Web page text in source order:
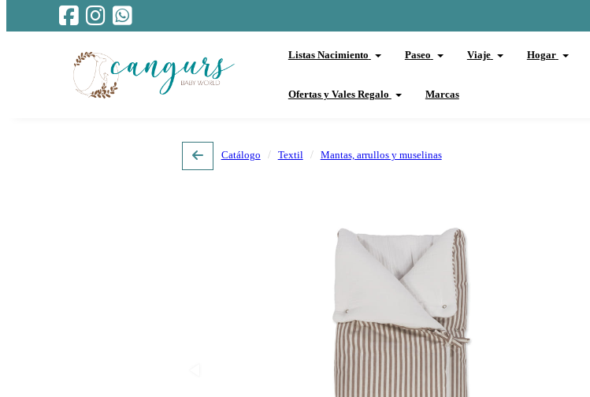
Listas Nacimiento Paseo Viaje Hogar
Ofertas y Vales Regalo Marcas
Catálogo Textil Mantas, arrullos y muselinas